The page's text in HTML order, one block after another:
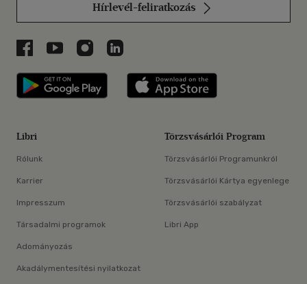
Hírlevél-feliratkozás
Libri a Facebookon
Libri a Youtube-on
Libri az Instagramon
Libri a LinkedInen
Libri applikáció Szerezd meg: Google
Libri
Rólunk
Karrier
Impresszum
Társadalmi programok
Adományozás
Akadálymentesítési nyilatkozat
Törzsvásárlói Program
Törzsvásárlói Programunkról
Törzsvásárlói Kártya egyenlege
Törzsvásárlói szabályzat
Libri App